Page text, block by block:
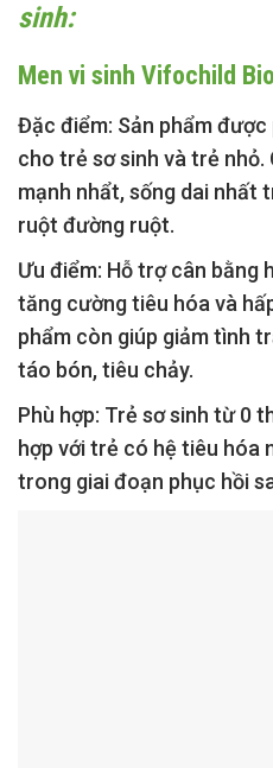
sinh:
Men vi sinh Vifochild
Đặc điểm: Sản phẩm
cho trẻ sơ sinh và trẻ nhỏ.
mạnh nhẩt, sống dai nhất
ruột đường ruột.
Ưu điểm: Hỗ trợ cân bằng
tăng cường tiêu hóa và
phẩm còn giúp giảm tình
táo bón, tiêu chảy.
Phù hợp: Trẻ sơ sinh từ 0
hợp với trẻ có hệ tiêu hóa
trong giai đoạn phục hồi